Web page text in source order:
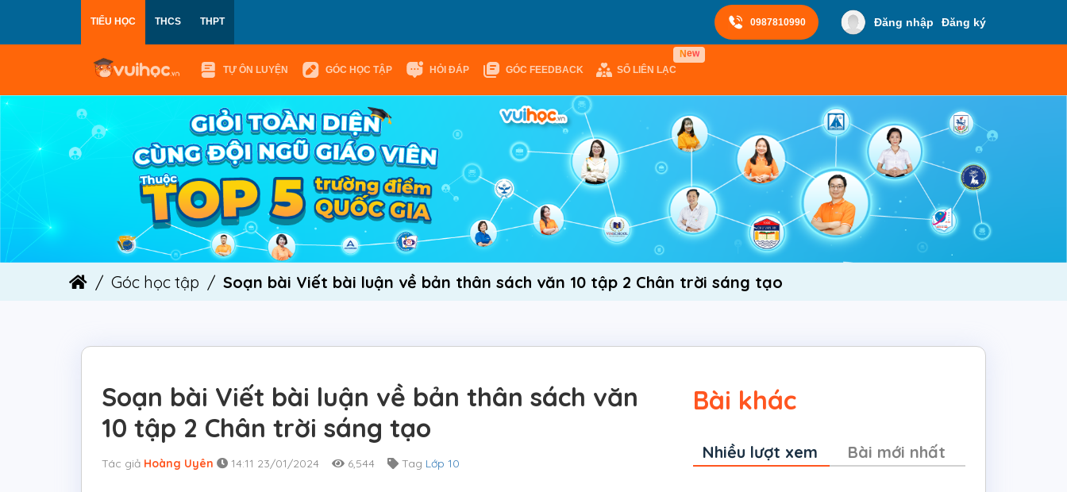
TIỂU HỌC THCS THPT 0987810990 Đăng nhập Đăng ký
TỰ ÔN LUYỆN GÓC HỌC TẬP HỎI ĐÁP GÓC FEEDBACK SỔ LIÊN LẠC
New
Góc học tập Soạn bài Viết bài luận về bản thân sách văn 10 tập 2 Chân trời sáng tạo
Soạn bài Viết bài luận về bản thân sách văn
10 tập 2 Chân trời sáng tạo
Tác giả Hoàng Uyên 14:11 23/01/2024 6,544 Tag Lớp 10
Bài khác
Nhiều lượt xem Bài mới nhất